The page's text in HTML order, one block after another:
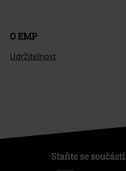
O EMP
Udržitelnost
Staňte se